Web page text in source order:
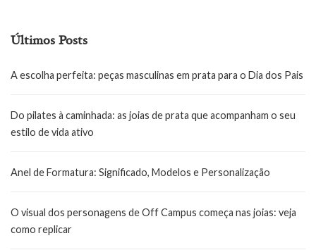
Últimos Posts
A escolha perfeita: peças masculinas em prata para o Dia dos Pais
Do pilates à caminhada: as joias de prata que acompanham o seu
estilo de vida ativo
Anel de Formatura: Significado, Modelos e Personalização
O visual dos personagens de Off Campus começa nas joias: veja
como replicar